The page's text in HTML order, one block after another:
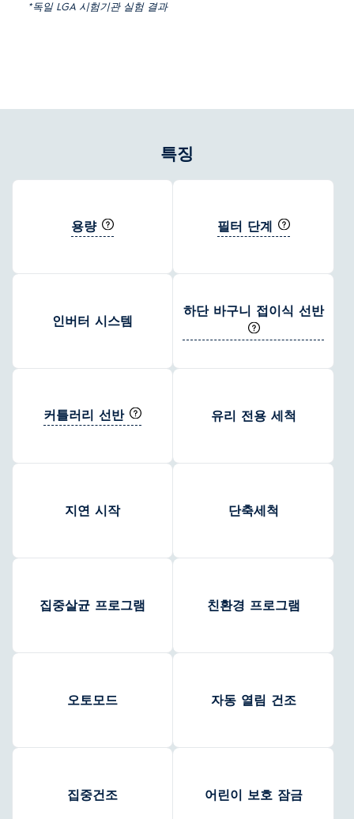
*독일 LGA 시험기관 실험 결과
특징
용량 필터 단계
인버터 시스템
하단 바구니 접이식 선반
커틀러리 선반 유리 전용 세척
지연 시작 단축세척
집중살균 프로그램 친환경 프로그램
오토모드 자동 열림 건조
집중건조 어린이 보호 잠금